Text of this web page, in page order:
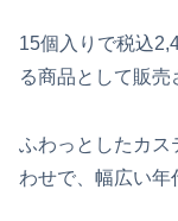
15個入りで税込
る商品として販売
ふわっとしたカス
わせで、幅広い年